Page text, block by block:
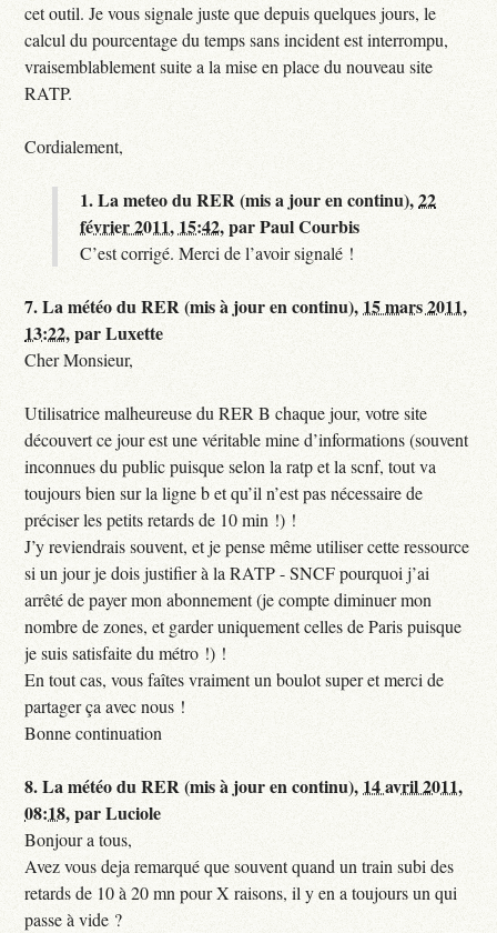
cet outil. Je vous signale juste que depuis quelques jours, le
calcul du pourcentage du temps sans incident est interrompu,
vraisemblablement suite a la mise en place du nouveau site
RATP.
Cordialement,
1.La meteo du RER (mis a jour en continu),22
février 2011, 15:42,parPaul Courbis
C’est corrigé. Merci de l’avoir signalé !
7.La météo du RER (mis à jour en continu), 15 mars 2011,
13:22,parLuxette
Cher Monsieur,
Utilisatrice malheureuse du RER B chaque jour, votre site
découvert ce jour est une véritable mine d’informations (souvent
inconnues du public puisque selon la ratp et la scnf, tout va
toujours bien sur la ligne b et qu’il n’est pas nécessaire de
préciser les petits retards de 10 min !) !
J’y reviendrais souvent, et je pense même utiliser cette ressource
si un jour je dois justifier à la RATP - SNCF pourquoi j’ai
arrêté de payer mon abonnement (je compte diminuer mon
nombre de zones, et garder uniquement celles de Paris puisque
je suis satisfaite du métro !) !
En tout cas, vous faîtes vraiment un boulot super et merci de
partager ça avec nous !
Bonne continuation
8.La météo du RER (mis à jour en continu), 14 avril 2011,
08:18,parLuciole
Bonjour a tous,
Avez vous deja remarqué que souvent quand un train subi des
retards de 10 à 20 mn pour X raisons, il y en a toujours un qui
passe à vide ?